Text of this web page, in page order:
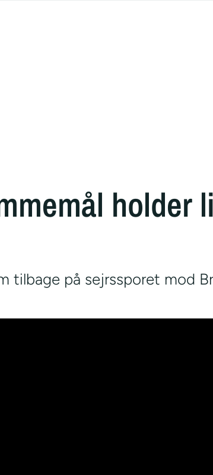
holder
tilbage på sejrssporet mod